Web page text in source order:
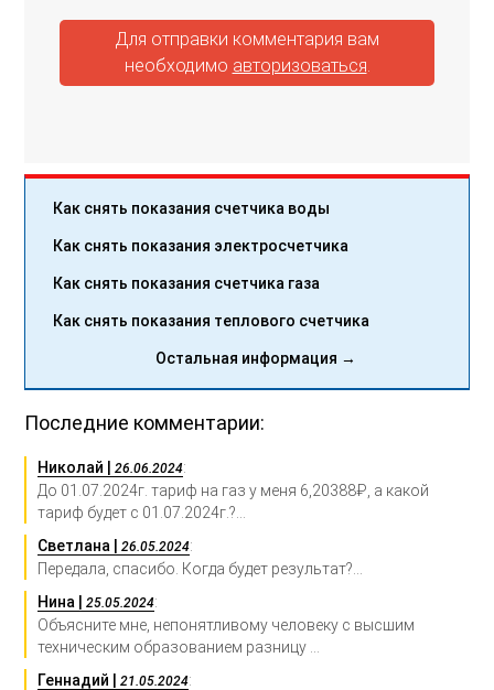
Для отправки комментария вам
необходимо авторизоваться
Как снять показания счетчика воды
Как снять показания электросчетчика
Как снять показания счетчика газа
Как снять показания теплового счетчика
Остальная информация →
Последние комментарии:
Николай |26.06.2024:
До 01.07.2024г. тариф на газ у меня 6,20388₽, а какой
тариф будет с 01.07.2024г.?...
Светлана |26.05.2024:
Передала, спасибо. Когда будет результат?...
Нина |25.05.2024:
Объясните мне, непонятливому человеку с высшим
техническим образованием разницу ...
Геннадий |21.05.2024: